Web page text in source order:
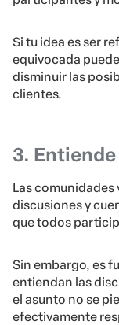
Si tu idea es ser
equivocada puede
disminuir las
clientes.
3.
Las
discusiones y
que todos
Sin embargo, es
entiendan las
el asunto no se
efectivamente